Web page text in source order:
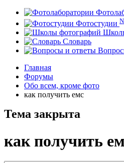
Фотостудии
Словарь
Главная
Форумы
Обо всем, кроме фото
как получить емс
Тема закрыта
как получить